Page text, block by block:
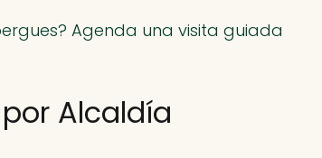
Agenda una visita guiada
Alcaldía